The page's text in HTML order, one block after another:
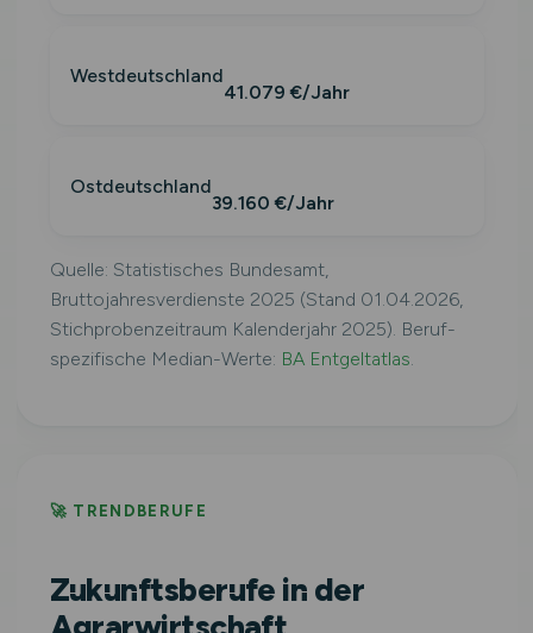
Westdeutschland
41.079 €/Jahr
Ostdeutschland
39.160 €/Jahr
Quelle: Statistisches Bundesamt,
Bruttojahresverdienste 2025 (Stand 01.04.2026,
Stichprobenzeitraum Kalenderjahr 2025). Beruf-
spezifische Median-Werte: BA Entgeltatlas.
🚀 TRENDBERUFE
Zukunftsberufe in der